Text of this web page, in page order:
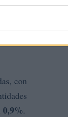
con
0,9%.